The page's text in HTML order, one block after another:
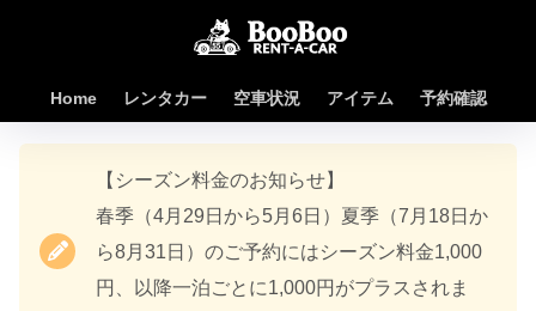
Home レンタカー 空車状況 アイテム 予約確認
【シーズン料金のお知らせ】
春季（4月29日から5月6日）夏季（7月18日か
ら8月31日）のご予約にはシーズン料金1,000
円、以降一泊ごとに1,000円がプラスされま